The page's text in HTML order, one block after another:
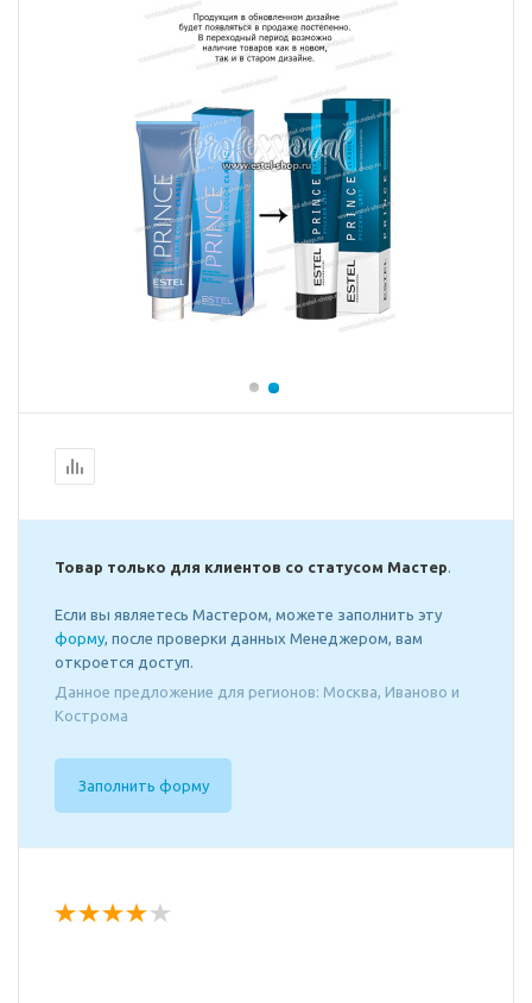
Товар только для клиентов со статусом Мастер.
Если вы являетесь Мастером, можете заполнить эту
форму, после проверки данных Менеджером, вам
откроется доступ.
Данное предложение для регионов: Москва, Иваново и
Кострома
Заполнить форму